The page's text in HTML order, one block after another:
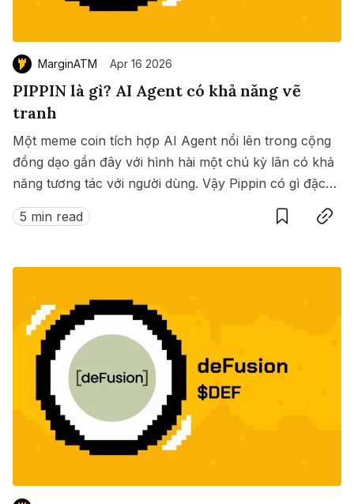
MarginATM Apr 16 2026
PIPPIN là gì? AI Agent có khả năng vẽ
tranh
Một meme coin tích hợp AI Agent nổi lên trong cộng
đồng dạo gần đây với hình hài một chú kỳ lân có khả
năng tương tác với người dùng. Vậy Pippin có gì đặc
biệt? ?
5 min read
SaveCopy link